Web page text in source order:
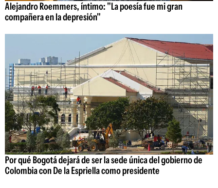
Alejandro Roemmers, íntimo: "La poesía fue mi gran
compañera en la depresión"
Por qué Bogotá dejará de ser la sede única del gobierno de
Colombia con De la Espriella como presidente